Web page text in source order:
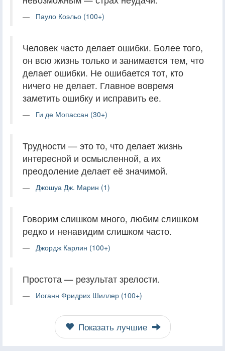
Пауло Коэльо (100+)
Человек часто делает ошибки. Более того,
он всю жизнь только и занимается тем, что
делает ошибки. Не ошибается тот, кто
ничего не делает. Главное вовремя
заметить ошибку и исправить ее.
Ги де Мопассан (30+)
Трудности — это то, что делает жизнь
интересной и осмысленной, а их
преодоление делает её значимой.
Джошуа Дж. Марин (1)
Говорим слишком много, любим слишком
редко и ненавидим слишком часто.
Джордж Карлин (100+)
Простота — результат зрелости.
Иоганн Фридрих Шиллер (100+)
Показать лучшие